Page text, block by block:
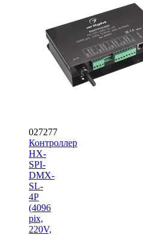
027277
Контроллер
HX-
SPI-
DMX-
SL-
4P
(4096
pix,
220V,